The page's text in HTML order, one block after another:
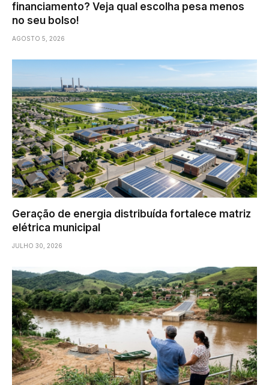
financiamento? Veja qual escolha pesa menos
no seu bolso!
AGOSTO 5, 2026
Geração de energia distribuída fortalece matriz
elétrica municipal
JULHO 30, 2026